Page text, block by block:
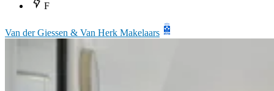
F
Van der Giessen & Van Herk Makelaars